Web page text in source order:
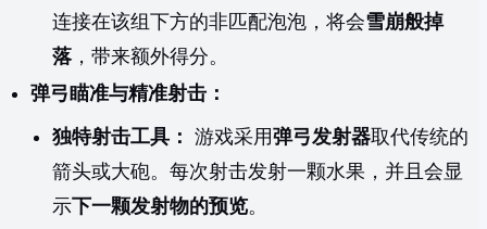
连接在该组下方的非匹配泡泡，将会雪崩般掉
落，带来额外得分。
弹弓瞄准与精准射击：
独特射击工具： 游戏采用弹弓发射器取代传统的
箭头或大砲。每次射击发射一颗水果，并且会显
示下一颗发射物的预览。